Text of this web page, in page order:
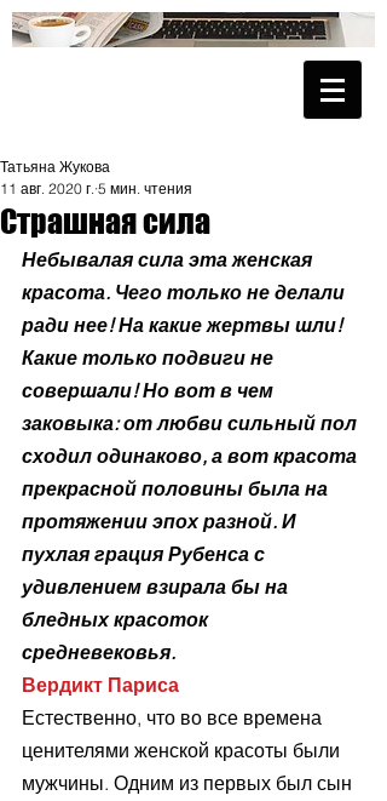
Страшная сила
Татьяна Жукова
11 авг. 2020 г. 5 мин. чтения
Небывалая сила эта женская
красота. Чего только не делали
ради нее! На какие жертвы шли!
Какие только подвиги не
совершали! Но вот в чем
заковыка: от любви сильный пол
сходил одинаково, а вот красота
прекрасной половины была на
протяжении эпох разной. И
пухлая грация Рубенса с
удивлением взирала бы на
бледных красоток
средневековья.
Вердикт Париса
Естественно, что во все времена
ценителями женской красоты были
мужчины. Одним из первых был сын